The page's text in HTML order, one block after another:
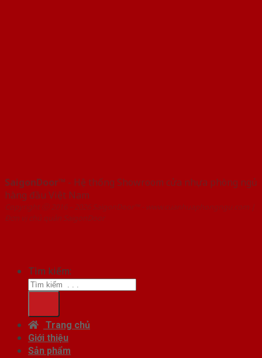
SaigonDoor™ - Hệ thống Showroom cửa nhựa phòng ngủ
hàng đầu Việt Nam
Copyright ⓒ 2016 – 2026 SaigonDoor™ - www.cuanhuaphongngu.com |
Đơn vị chủ quản SaigonDoor
Tìm kiếm:
Trang chủ
Giới thiệu
Sản phẩm